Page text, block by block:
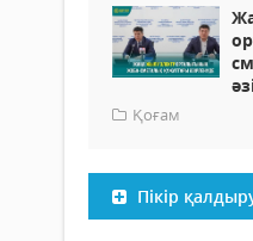
Қоғам
Пікір